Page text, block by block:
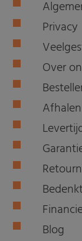
Privacy
Over
Afhalen
Blog